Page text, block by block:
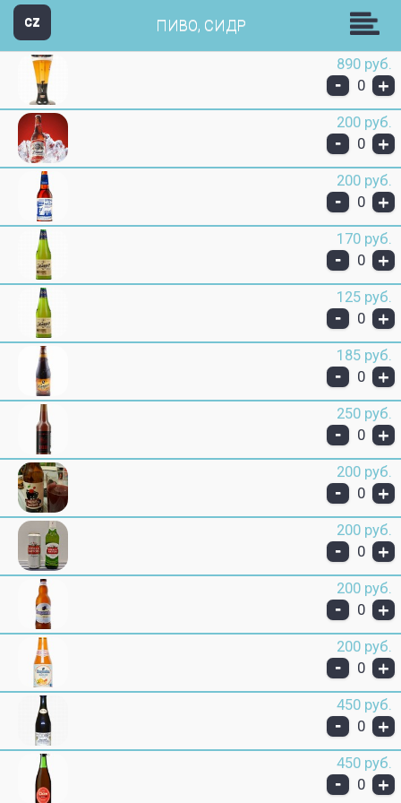
CZ Пицц-н-Ролл
ПИВО, СИДР
890 руб.
- 0 +
200 руб.
- 0 +
200 руб.
- 0 +
170 руб.
- 0 +
125 руб.
- 0 +
185 руб.
- 0 +
250 руб.
- 0 +
200 руб.
- 0 +
200 руб.
- 0 +
200 руб.
- 0 +
200 руб.
- 0 +
450 руб.
- 0 +
450 руб.
- 0 +